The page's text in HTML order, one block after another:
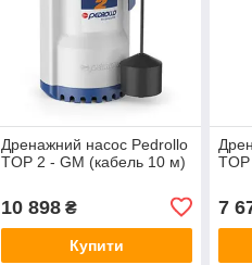
Дренажний насос Pedrollo
TOP 2 - GM (кабель 10 м)
10 898₴
Купити
7